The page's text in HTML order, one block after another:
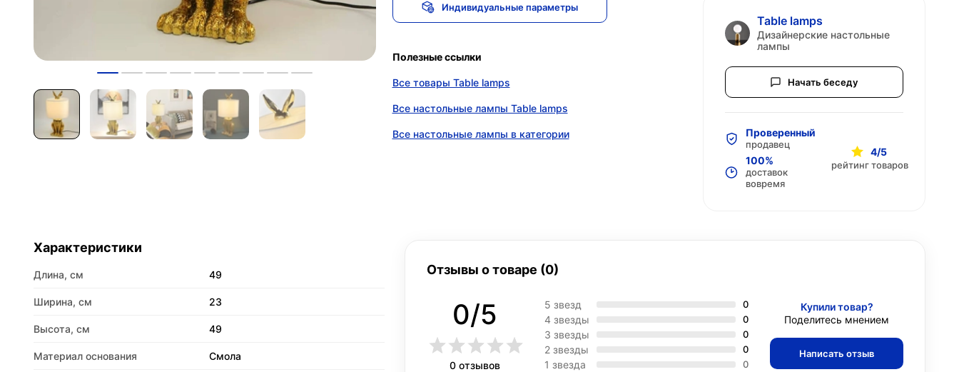
Индивидуальные параметры
Полезные ссылки
Все товары Table lamps
Все настольные лампы Table lamps
Все настольные лампы в категории
Table lamps
Дизайнерские настольные
лампы
Начать беседу
Проверенный
продавец
100%
доставок
вовремя
4/5
рейтинг товаров
Характеристики
Длина, см 49
Ширина, см 23
Высота, см 49
Материал основания Смола
Отзывы о товаре (0)
0/5
0 отзывов
5 звезд 0
4 звезды 0
3 звезды 0
2 звезды 0
1 звезда 0
Купили товар?
Поделитесь мнением
Написать отзыв